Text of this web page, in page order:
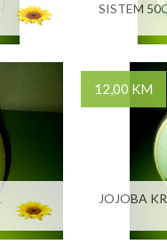
SISTEM
12,00 KM
JOJOBA